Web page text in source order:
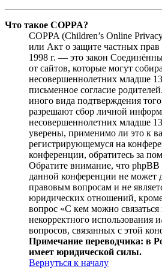
Что такое COPPA?
COPPA (Children’s Online
или Акт о защите частных прав
1998 г. — это закон
от сайтов, которые могут
несовершеннолетних младше
письменное согласие
иного вида подтверждения
разрешают сбор личной
несовершеннолетних младше
уверены, применимо ли это к
регистрирующемуся на
конференции, обратитесь за
Обратите внимание, что
данной конференции не может
правовым вопросам и не
юридических отношений,
вопрос «С кем можно связаться
некорректного использования
вопросов, связанных с этой
Примечание переводчика: в
имеет юридической силы.
Вернуться к началу